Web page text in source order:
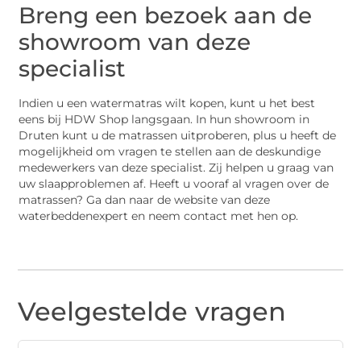
Breng een bezoek aan de
showroom van deze
specialist
Indien u een watermatras wilt kopen, kunt u het best
eens bij HDW Shop langsgaan. In hun showroom in
Druten kunt u de matrassen uitproberen, plus u heeft de
mogelijkheid om vragen te stellen aan de deskundige
medewerkers van deze specialist. Zij helpen u graag van
uw slaapproblemen af. Heeft u vooraf al vragen over de
matrassen? Ga dan naar de website van deze
waterbeddenexpert en neem contact met hen op.
Veelgestelde vragen